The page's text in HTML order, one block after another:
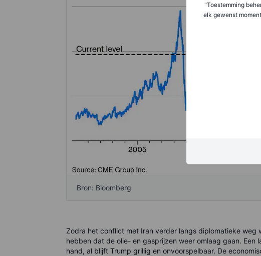
"Toestemming
elk gewenst
Bron: Bloomberg
Zodra het conflict met Iran verder langs diplomatieke
hebben dat de olie- en gasprijzen weer omlaag gaan.
hand, al blijft Trump grillig en onvoorspelbaar. De